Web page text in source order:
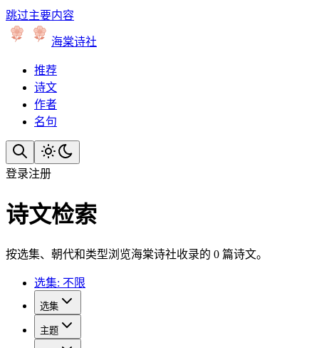
跳过主要内容
海棠诗社
推荐
诗文
作者
名句
登录注册
诗文检索
按选集、朝代和类型浏览海棠诗社收录的 0 篇诗文。
选集: 不限
选集
主题